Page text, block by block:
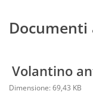
Documenti
Volantino
Dimensione: 69,43 KB